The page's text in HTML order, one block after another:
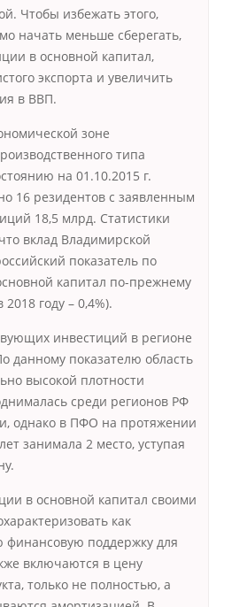
Чтобы избежать этого,
начать меньше сберегать,
в основной капитал,
экспорта и увеличить
в ВВП.
зоне
типа
на 01.10.2015 г.
16 резидентов с заявленным
18,5 млрд. Статистики
вклад Владимирской
показатель по
капитал по-прежнему
2018 году – 0,4%).
инвестиций в регионе
данному показателю область
высокой плотности
среди регионов РФ
однако в ПФО на протяжении
занимала 2 место, уступая
в основной капитал своими
как
финансовую поддержку для
включаются в цену
только не полностью, а